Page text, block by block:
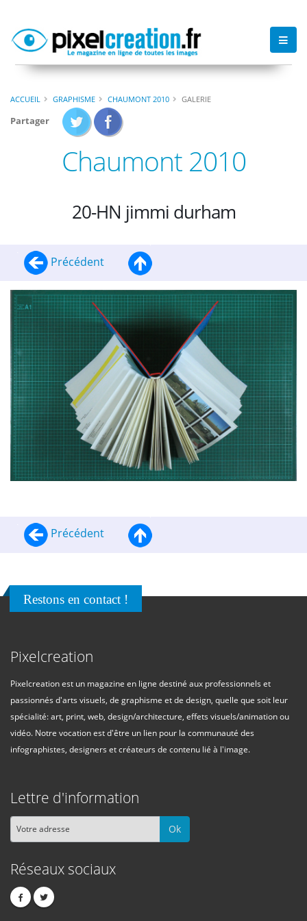
ACCUEIL GRAPHISME CHAUMONT 2010 GALERIE
Partager
Chaumont 2010
20-HN jimmi durham
Précédent
Précédent
Restons en contact !
Pixelcreation
Pixelcreation est un magazine en ligne destiné aux professionnels et
passionnés d'arts visuels, de graphisme et de design, quelle que soit leur
spécialité: art, print, web, design/architecture, effets visuels/animation ou
vidéo. Notre vocation est d'être un lien pour la communauté des
infographistes, designers et créateurs de contenu lié à l'image.
Lettre d'information
Ok
Réseaux sociaux